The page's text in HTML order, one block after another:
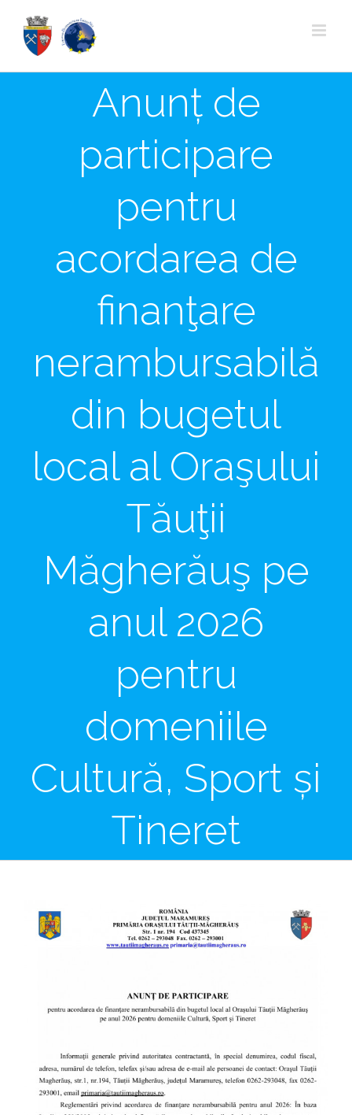
content
Anunț de
participare
pentru
acordarea de
finanţare
nerambursabilă
din bugetul
local al Oraşului
Tăuţii
Măgherăuş pe
anul 2026
pentru
domeniile
Cultură, Sport și
Tineret
View
Larger